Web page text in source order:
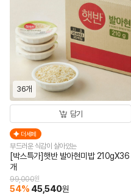
36개
담기
더세페
부드러운 식감이 살아있는
[박스특가]햇반 발아현미밥 210gX36
개
99,000원
54% 45,540원